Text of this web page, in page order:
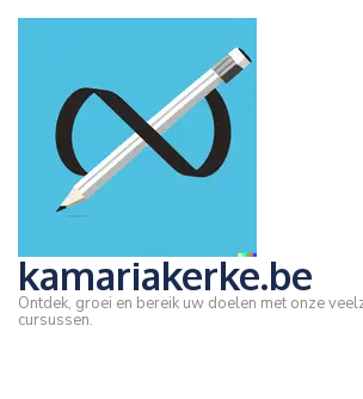
Ga
Enter)
kamariakerke.be
Ontdek, groei en bereik uw doelen met onze
cursussen.